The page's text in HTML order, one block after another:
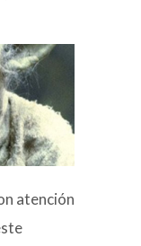
atención